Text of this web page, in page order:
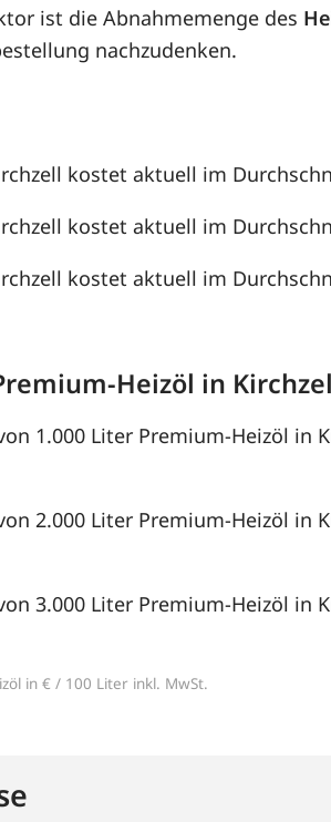
ist die Abnahmemenge des
nachzudenken.
kostet aktuell im
kostet aktuell im
kostet aktuell im
Heizöl in
1.000 Liter Premium-Heizöl
2.000 Liter Premium-Heizöl
3.000 Liter Premium-Heizöl
in € / 100 Liter inkl. MwSt.